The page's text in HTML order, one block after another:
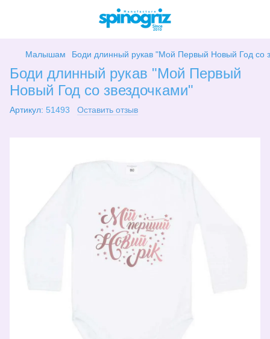
Малышам Боди длинный рукав "Мой Первый Новый Год со
Боди длинный рукав "Мой Первый
Новый Год со звездочками"
Артикул: 51493 Оставить отзыв